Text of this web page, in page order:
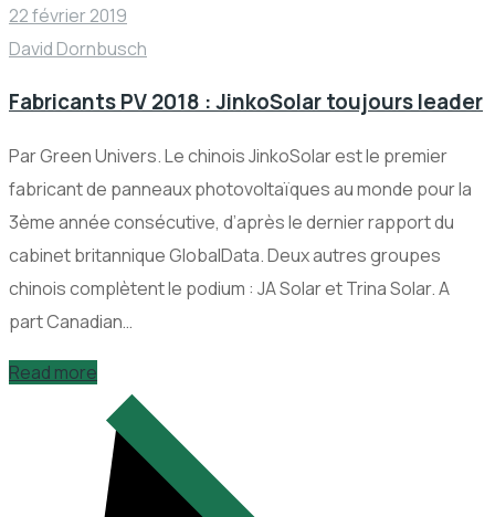
22 février 2019
David Dornbusch
Fabricants PV 2018 : JinkoSolar toujours leader
Par Green Univers. Le chinois JinkoSolar est le premier
fabricant de panneaux photovoltaïques au monde pour la
3ème année consécutive, d’après le dernier rapport du
cabinet britannique GlobalData. Deux autres groupes
chinois complètent le podium : JA Solar et Trina Solar. A
part Canadian…
Read more